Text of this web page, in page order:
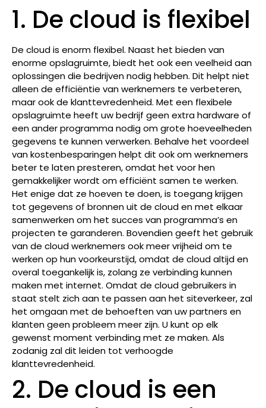
1. De cloud is flexibel
De cloud is enorm flexibel. Naast het bieden van
enorme opslagruimte, biedt het ook een veelheid aan
oplossingen die bedrijven nodig hebben. Dit helpt niet
alleen de efficiëntie van werknemers te verbeteren,
maar ook de klanttevredenheid. Met een flexibele
opslagruimte heeft uw bedrijf geen extra hardware of
een ander programma nodig om grote hoeveelheden
gegevens te kunnen verwerken. Behalve het voordeel
van kostenbesparingen helpt dit ook om werknemers
beter te laten presteren, omdat het voor hen
gemakkelijker wordt om efficiënt samen te werken.
Het enige dat ze hoeven te doen, is toegang krijgen
tot gegevens of bronnen uit de cloud en met elkaar
samenwerken om het succes van programma’s en
projecten te garanderen. Bovendien geeft het gebruik
van de cloud werknemers ook meer vrijheid om te
werken op hun voorkeurstijd, omdat de cloud altijd en
overal toegankelijk is, zolang ze verbinding kunnen
maken met internet. Omdat de cloud gebruikers in
staat stelt zich aan te passen aan het siteverkeer, zal
het omgaan met de behoeften van uw partners en
klanten geen probleem meer zijn. U kunt op elk
gewenst moment verbinding met ze maken. Als
zodanig zal dit leiden tot verhoogde
klanttevredenheid.
2. De cloud is een